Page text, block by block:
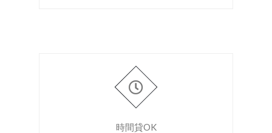
時間貸OK